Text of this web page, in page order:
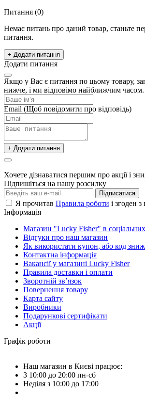
Питання (0)
Немає питань про даний товар, станьте
питання.
+ Додати питання
Додати питання
Якщо у Вас є питання по цьому товару,
нижче, і ми відповімо найближчим часом.
Email (Щоб повідомити про відповідь)
+ Додати питання
Хочете дізнаватися першим про акції і
Підпишіться на нашу розсилку
Підписатися
Я прочитав Правила роботи і згоден
Інформація
Магазин "Lucky Fisher" в
Відгуки про наш магазин
Як використати купон, або код
Контактна інформація
Вакансії у магазині Lucky Fisher
Правила доставки і оплати
Зворотній зв’язок
Повернення товару
Карта сайту
Виробники
Подарункові сертифікати
Акції
Графік роботи
Наш магазин в Києві працює:
З 10:00 до 20:00 пн-сб
Неділя з 10:00 до 17:00